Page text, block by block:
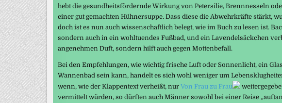
hebt die gesundheitsfördernde Wirkung von Petersilie, Brennnesseln
einer gut gemachten Hühnersuppe. Dass diese die Abwehrkräfte stärkt,
doch ist es nun auch wissenschaftlich belegt, wie im Buch zu lesen ist.
sondern auch in ein wohltuendes Fußbad, und ein Lavendelsäckchen
angenehmen Duft, sondern hilft auch gegen Mottenbefall.
Bei den Empfehlungen, wie wichtig frische Luft oder Sonnenlicht, ein
Wannenbad sein kann, handelt es sich wohl weniger um
wenn, wie der Klappentext verheißt, nur Von Frau zu Frau
vermittelt würden, so dürften auch Männer sowohl bei einer Reise